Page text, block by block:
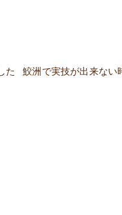
た 鮫洲で実技が出来ない